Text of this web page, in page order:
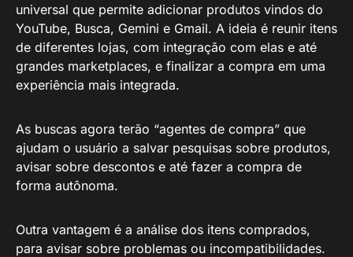
universal que permite adicionar produtos vindos do
YouTube, Busca, Gemini e Gmail. A ideia é reunir itens
de diferentes lojas, com integração com elas e até
grandes marketplaces, e finalizar a compra em uma
experiência mais integrada.
As buscas agora terão “agentes de compra” que
ajudam o usuário a salvar pesquisas sobre produtos,
avisar sobre descontos e até fazer a compra de
forma autônoma.
Outra vantagem é a análise dos itens comprados,
para avisar sobre problemas ou incompatibilidades.